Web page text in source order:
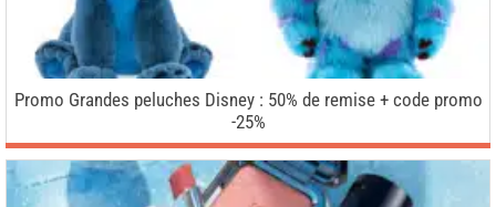
Promo Grandes peluches Disney : 50% de remise + code promo
-25%